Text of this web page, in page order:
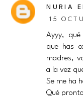
NURIA
15
Ayyy,
que has
madres,
a la vez
Se me ha
Qué